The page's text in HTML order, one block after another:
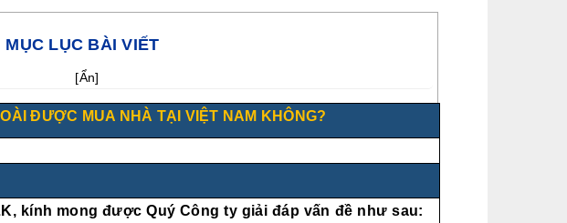
MỤC LỤC BÀI VIẾT
[Ẩn]
ĐƯỢC MUA NHÀ TẠI VIỆT NAM KHÔNG?
kính mong được Quý Công ty giải đáp vấn đề như sau: